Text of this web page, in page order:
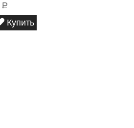
Р
Купить